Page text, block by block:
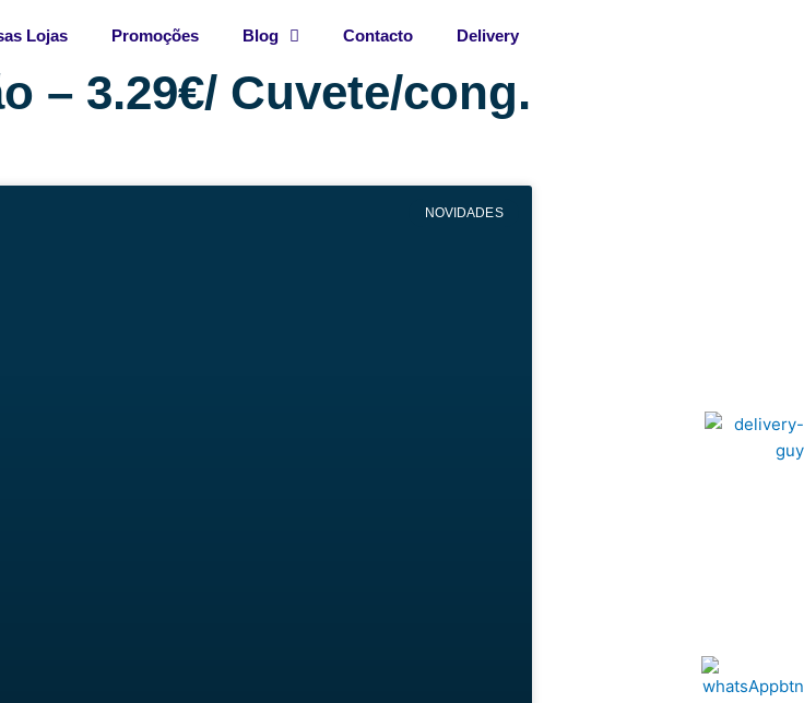
Lojas Promoções Blog Contacto Delivery
– 3.29€/ Cuvete/cong.
NOVIDADES